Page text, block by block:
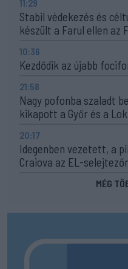
11:29
Stabil védekezés és
készült a Farul ellen az
10:36
Kezdődik az újabb
21:58
Nagy pofonba szaladt
kikapott a Győr és a
20:17
Idegenben vezetett, a
Craiova az EL-
MÉG